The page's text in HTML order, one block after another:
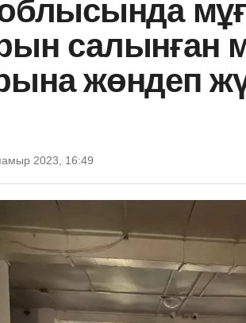
салынған
жөндеп
2023, 16:49